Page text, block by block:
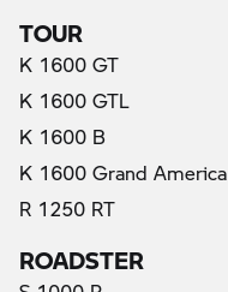
TOUR
K 1600 GT
K 1600 GTL
K 1600 B
K 1600 Grand America
R 1250 RT
ROADSTER